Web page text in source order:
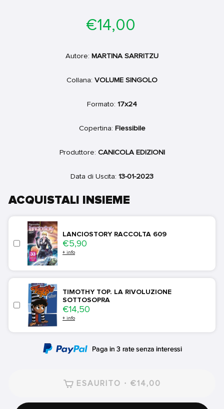
di
€14,00
Autore: MARTINA SARRITZU
Collana: VOLUME SINGOLO
Formato: 17x24
Copertina: Flessibile
Produttore: CANICOLA EDIZIONI
Data di Uscita: 13-01-2023
ACQUISTALI INSIEME
LANCIOSTORY RACCOLTA 609
Price
€5,90
+ info
TIMOTHY TOP. LA RIVOLUZIONE
SOTTOSOPRA
Price
€14,50
+ info
ESAURITO · €14,00